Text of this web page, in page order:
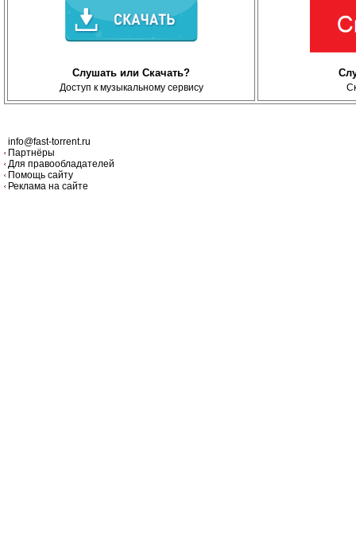
Слушать или Скачать?
Доступ к музыкальному сервису
info@fast-torrent.ru
Партнёры
Для правообладателей
Помощь сайту
Реклама на сайте